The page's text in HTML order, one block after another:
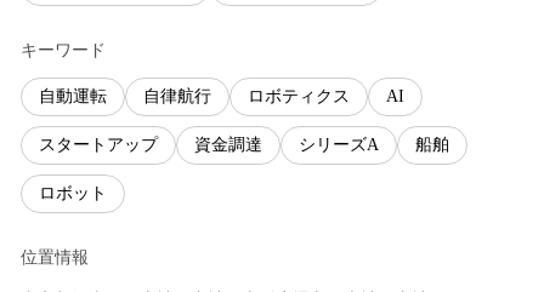
キーワード
自動運転 自律航行 ロボティクス AI
スタートアップ 資金調達 シリーズA 船舶
ロボット
位置情報